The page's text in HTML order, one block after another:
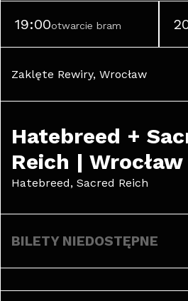
19:00otwarcie bram
Zaklęte Rewiry, Wrocław
Hatebreed +
Reich | Wrocław
Hatebreed, Sacred Reich
BILETY NIEDOSTĘPNE